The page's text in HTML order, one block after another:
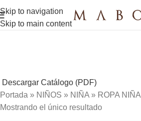
Skip to navigation
Skip to main content
Descargar Catálogo (PDF)
Portada » NIÑOS » NIÑA » ROPA NIÑA
Mostrando el único resultado